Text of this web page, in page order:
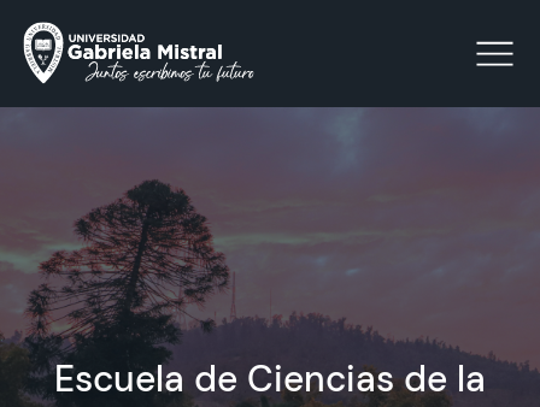
La Universidad
Facultades y Escuelas
Vinculación con el Medio
Escuela de Ciencias de la